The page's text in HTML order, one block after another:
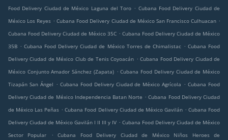
Food Delivery Ciudad de México Laguna del Toro . Cubana Food Delivery Ciudad de
México Los Reyes . Cubana Food Delivery Ciudad de México San Francisco Culhuacan .
Cubana Food Delivery Ciudad de México 35C . Cubana Food Delivery Ciudad de México
35B . Cubana Food Delivery Ciudad de México Torres de Chimalistac . Cubana Food
Delivery Ciudad de México Club de Tenis Coyoacán . Cubana Food Delivery Ciudad de
México Conjunto Amador Sánchez (Zapata) . Cubana Food Delivery Ciudad de México
Tizapán San Ángel . Cubana Food Delivery Ciudad de México Agrícola . Cubana Food
Delivery Ciudad de México Independencia Batan Norte . Cubana Food Delivery Ciudad
de México Las Peñas . Cubana Food Delivery Ciudad de México Gavilán . Cubana Food
Delivery Ciudad de México Gavilán I II III y IV . Cubana Food Delivery Ciudad de México
Sector Popular
.
Cubana Food Delivery Ciudad de México Niños Heroes de